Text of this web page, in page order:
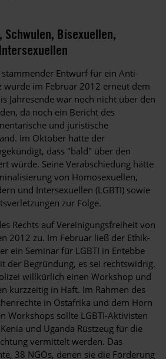
Schwulen, Bisexuellen,
stammender Entwurf für ein Anti-
wurde im Februar 2012 erneut dem
Jahresende war noch nicht über den
da noch ein Bericht des
und juristische
Im Oktober hatte der
dass "bald" über den
würde. Seine Verabschiedung hätte
von Homosexuellen,
und Intersexuellen (LGBTI) sowie
zur Folge.
Rechts auf Vereinigungsfreiheit von
2012 zu. Im Februar ließ der Ethik-
ein Seminar für LGBTI in Entebbe
der Begründung, es sei rechtswidrig.
willkürlich einen Workshop und
kurzzeitig in Haft. Im Rahmen des
in Ostafrika und dem Horn
Workshops sollte LGBTI-Aktivisten
und Uganda Rüstzeug für die
vermittelt werden. Das
38 NGOs, denen sie die Förderung